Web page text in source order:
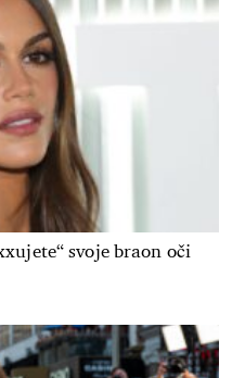
svoje braon oči